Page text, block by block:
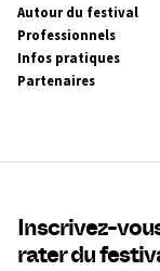
Autour du festival
Professionnels
Infos pratiques
Partenaires
Inscrivez-
rater du